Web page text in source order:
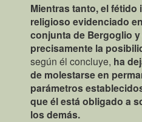
Mientras tanto, el fétido
religioso evidenciado
conjunta de Bergoglio
precisamente la
según él concluye, ha
de molestarse en
parámetros
que él está obligado a
los demás.